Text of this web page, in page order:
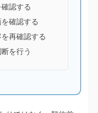
認する
確認する
再確認する
を行う